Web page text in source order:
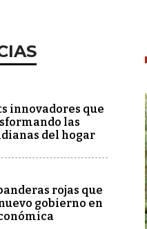
innovadores que
las
del hogar
rojas que
gobierno en